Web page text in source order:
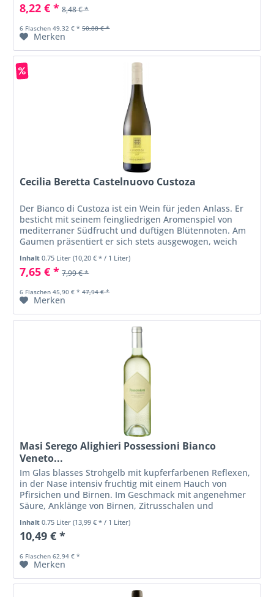
8,22 € * 8,48 € *
6 Flaschen 49,32 € * 50,88 € *
Merken
Cecilia Beretta Castelnuovo Custoza
Der Bianco di Custoza ist ein Wein für jeden Anlass. Er
besticht mit seinem feingliedrigen Aromenspiel von
mediterraner Südfrucht und duftigen Blütennoten. Am
Gaumen präsentiert er sich stets ausgewogen, weich
und vollmundig mit einer...
Inhalt0.75 Liter(10,20 € * / 1 Liter)
7,65 € * 7,99 € *
6 Flaschen 45,90 € * 47,94 € *
Merken
Masi Serego Alighieri Possessioni Bianco
Veneto...
Im Glas blasses Strohgelb mit kupferfarbenen Reflexen,
in der Nase intensiv fruchtig mit einem Hauch von
Pfirsichen und Birnen. Im Geschmack mit angenehmer
Säure, Anklänge von Birnen, Zitrusschalen und
Inhalt0.75 Liter(13,99 € * / 1 Liter)
10,49 € *
6 Flaschen 62,94 € *
Merken